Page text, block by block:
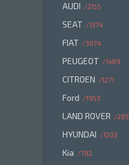
AUDI 2155
SEAT 1374
FIAT 3074
PEUGEOT 1489
CITROEN 1271
Ford 1953
LAND ROVER 285
HYUNDAI 1203
Kia 782